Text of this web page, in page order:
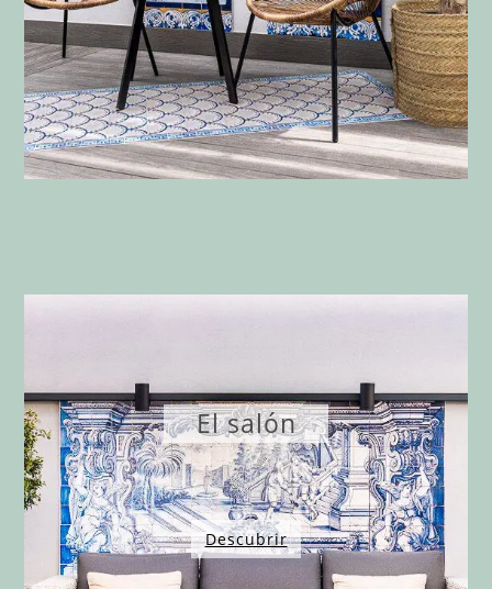
El salón
Descubrir